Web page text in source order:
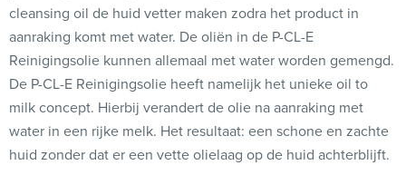
cleansing oil de huid vetter maken zodra het product in
aanraking komt met water. De oliën in de P-CL-E
Reinigingsolie kunnen allemaal met water worden gemengd.
De P-CL-E Reinigingsolie heeft namelijk het unieke oil to
milk concept. Hierbij verandert de olie na aanraking met
water in een rijke melk. Het resultaat: een schone en zachte
huid zonder dat er een vette olielaag op de huid achterblijft.